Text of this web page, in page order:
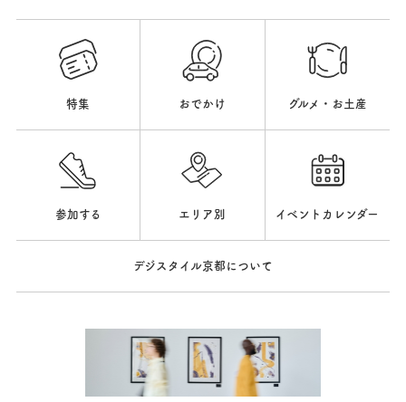
特集 おでかけ グルメ・お土産
参加する エリア別 イベントカレンダー
デジスタイル京都について